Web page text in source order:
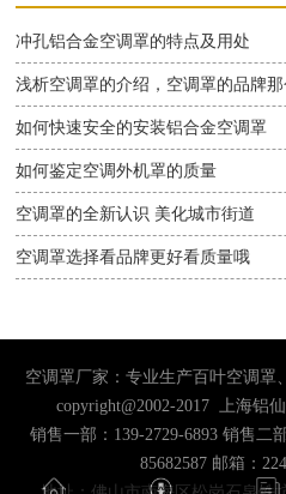
冲孔铝合金空调罩的特点及用处
浅析空调罩的介绍，空调罩的品牌
如何快速安全的安装铝合金空调罩
如何鉴定空调外机罩的质量
空调罩的全新认识 美化城市街道
空调罩选择看品牌更好看质量哦
空调罩厂家：专业生产百叶空调罩
copyright@2002-2017 上海铝
销售一部：139-2729-6893 销售二
85682587 邮箱：